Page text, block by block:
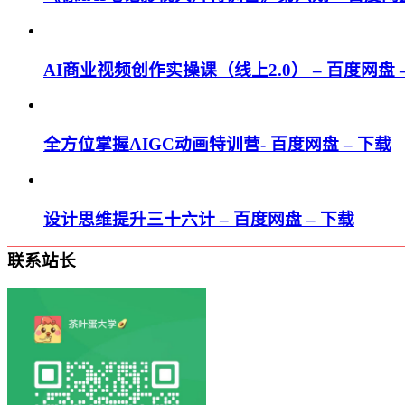
AI商业视频创作实操课（线上2.0） – 百度网盘
全方位掌握AIGC动画特训营- 百度网盘 – 下载
设计思维提升三十六计 – 百度网盘 – 下载
联系站长